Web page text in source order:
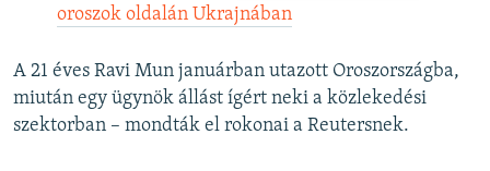
oroszok oldalán Ukrajnában
A 21 éves Ravi Mun januárban utazott Oroszországba,
miután egy ügynök állást ígért neki a közlekedési
szektorban – mondták el rokonai a Reutersnek.